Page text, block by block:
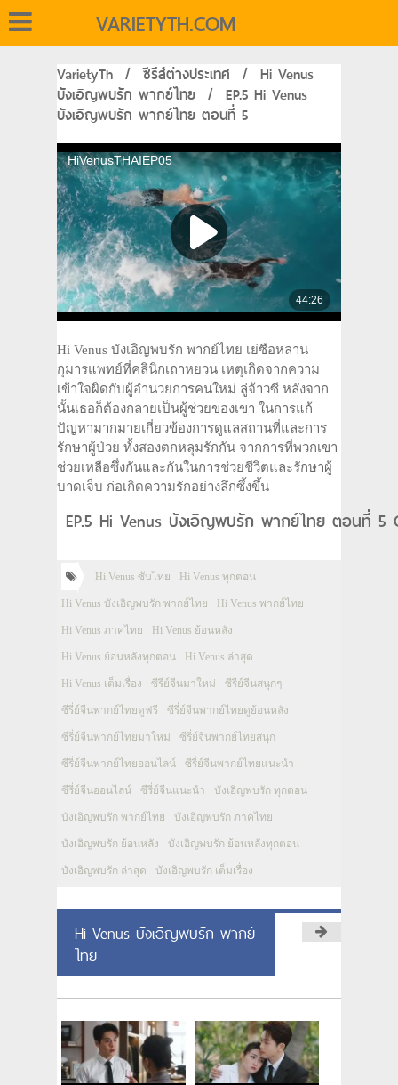
VARIETYTH.COM
VarietyTh / ซีรีส์ต่างประเทศ / Hi Venus
บังเอิญพบรัก พากย์ไทย / EP.5 Hi Venus
บังเอิญพบรัก พากย์ไทย ตอนที่ 5
Hi Venus บังเอิญพบรัก พากย์ไทย เย่ซือหลาน
กุมารแพทย์ที่คลินิกเถาหยวน เหตุเกิดจากความ
เข้าใจผิดกับผู้อำนวยการคนใหม่ ลู่จ้าวซี หลังจาก
นั้นเธอก็ต้องกลายเป็นผู้ช่วยของเขา ในการแก้
ปัญหามากมายเกี่ยวข้องการดูแลสถานที่และการ
รักษาผู้ป่วย ทั้งสองตกหลุมรักกัน จากการที่พวกเขา
ช่วยเหลือซึ่งกันและกันในการช่วยชีวิตและรักษาผู้
บาดเจ็บ ก่อเกิดความรักอย่างลึกซึ้งขึ้น
EP.5 Hi Venus บังเอิญพบรัก พากย์ไทย ตอนที่ 5
Hi Venus ซับไทย Hi Venus ทุกตอน
Hi Venus บังเอิญพบรัก พากย์ไทย Hi Venus พากย์ไทย
Hi Venus ภาคไทย Hi Venus ย้อนหลัง
Hi Venus ย้อนหลังทุกตอน Hi Venus ล่าสุด
Hi Venus เต็มเรื่อง ซีรีย์จีนมาใหม่ ซีรีย์จีนสนุกๆ
ซีรี่ย์จีนพากย์ไทยดูฟรี ซีรี่ย์จีนพากย์ไทยดูย้อนหลัง
ซีรี่ย์จีนพากย์ไทยมาใหม่ ซีรี่ย์จีนพากย์ไทยสนุก
ซีรี่ย์จีนพากย์ไทยออนไลน์ ซีรี่ย์จีนพากย์ไทยแนะนำ
ซีรี่ย์จีนออนไลน์ ซีรี่ย์จีนแนะนำ บังเอิญพบรัก ทุกตอน
บังเอิญพบรัก พากย์ไทย บังเอิญพบรัก ภาคไทย
บังเอิญพบรัก ย้อนหลัง บังเอิญพบรัก ย้อนหลังทุกตอน
บังเอิญพบรัก ล่าสุด บังเอิญพบรัก เต็มเรื่อง
Hi Venus บังเอิญพบรัก พากย์
ไทย